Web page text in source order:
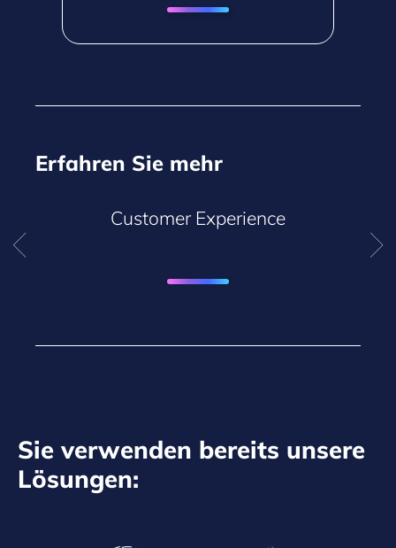
Erfahren Sie mehr
Customer Experience
Sie verwenden bereits unsere
Lösungen: